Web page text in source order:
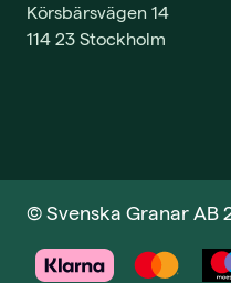
Körsbärsvägen 14
114 23 Stockholm
© Svenska Granar AB